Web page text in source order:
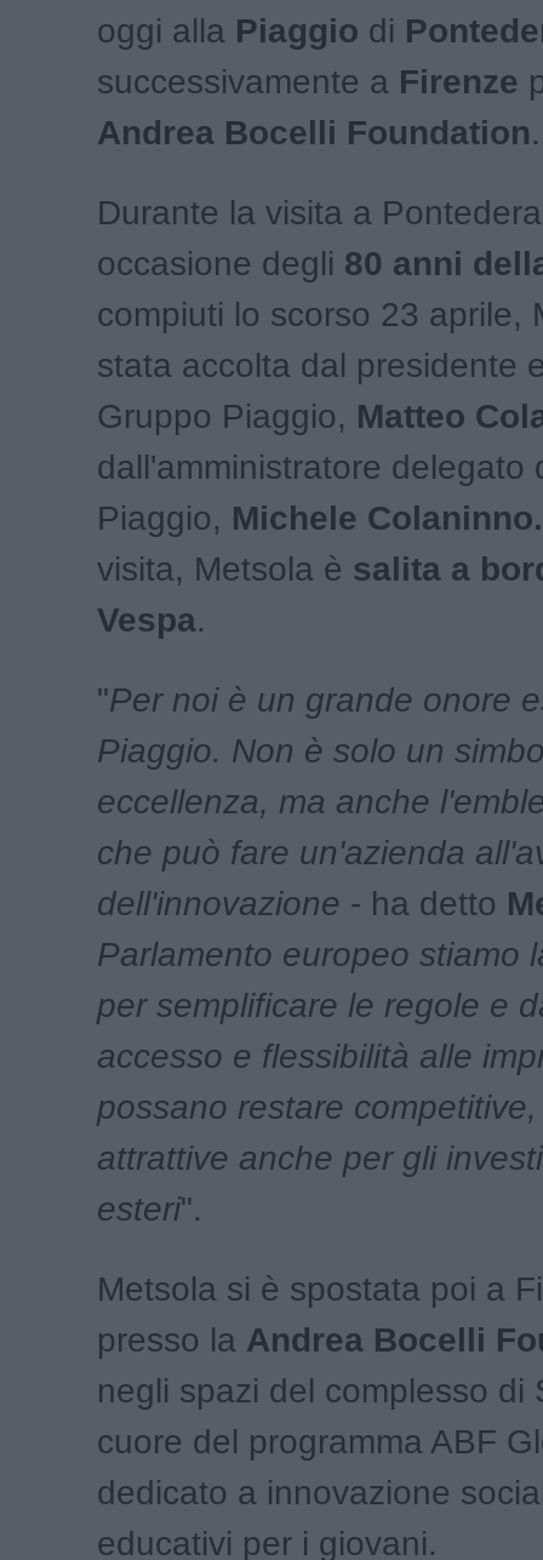
oggi alla Piaggio di
successivamente a Firenze
Andrea Bocelli Foundation.
Durante la visita a
occasione degli 80 anni
compiuti lo scorso 23 aprile,
stata accolta dal presidente
Gruppo Piaggio, Matteo
dall'amministratore delegato
Piaggio, Michele Colaninno.
visita, Metsola è salita a
Vespa.
"Per noi è un grande onore
Piaggio. Non è solo un
eccellenza, ma anche
che può fare un'azienda
dell'innovazione - ha detto
Parlamento europeo stiamo
per semplificare le regole e
accesso e flessibilità alle
possano restare
attrattive anche per gli
esteri".
Metsola si è spostata poi a
presso la Andrea Bocelli
negli spazi del complesso di
cuore del programma ABF
dedicato a innovazione
educativi per i giovani.